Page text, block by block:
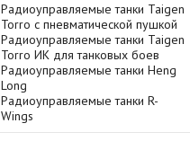
Радиоуправляемые танки Taigen
Torro с пневматической пушкой
Радиоуправляемые танки Taigen
Torro ИК для танковых боев
Радиоуправляемые танки Heng
Long
Радиоуправляемые танки R-
Wings